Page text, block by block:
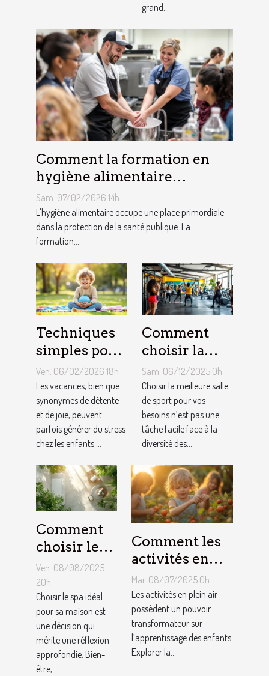
grand...
Comment la formation en
hygiène alimentaire
influence-t-elle la sécurité
des consommateurs ?
Sam. 07/02/2026 14h
L'hygiène alimentaire occupe une place primordiale
dans la protection de la santé publique. La
formation...
Techniques
simples pour
gérer le
stress chez
les enfants
pendant les
vacances
Ven. 06/02/2026 18h
Les vacances, bien que
synonymes de détente
et de joie, peuvent
parfois générer du stress
chez les enfants....
Comment
choisir la
meilleure
salle de sport
pour vos
besoins ?
Sam. 06/12/2025 0h
Choisir la meilleure salle
de sport pour vos
besoins n’est pas une
tâche facile face à la
diversité des...
Comment
choisir le
meilleur
spa pour
votre
maison ?
Ven. 08/08/2025
20h
Choisir le spa idéal
pour sa maison est
une décision qui
mérite une réflexion
approfondie. Bien-
être,...
Comment les
activités en
plein air
favorisent-
elles
l'apprentissage
chez les
enfants ?
Mar. 08/07/2025 0h
Les activités en plein air
possèdent un pouvoir
transformateur sur
l’apprentissage des enfants.
Explorer la...